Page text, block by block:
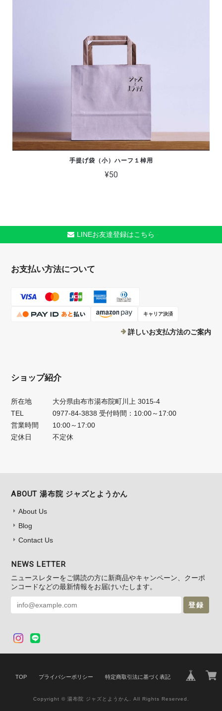
手提げ袋（小）ハーフ１棹用
¥50
LINEお友達登録はこちら
お支払い方法について
キャリア決済
詳しいお支払方法のご案内
ショップ紹介
所在地
大分県由布市湯布院町川上 3015-4
TEL
0977-84-3838 受付時間：10:00～17:00
営業時間
10:00～17:00
定休日
不定休
ABOUT 湯布院 ジャズとようかん
About Us
Blog
Contact Us
NEWS LETTER
ニュースレターをご購読の方に新商品やキャンペーン、クーポ
ンコードなどの最新情報をお届けいたします。
登録
TOP プライバシーポリシー 特定商取引法に基づく表記
Copyright © 湯布院 ジャズとようかん. All Rights Reserved.